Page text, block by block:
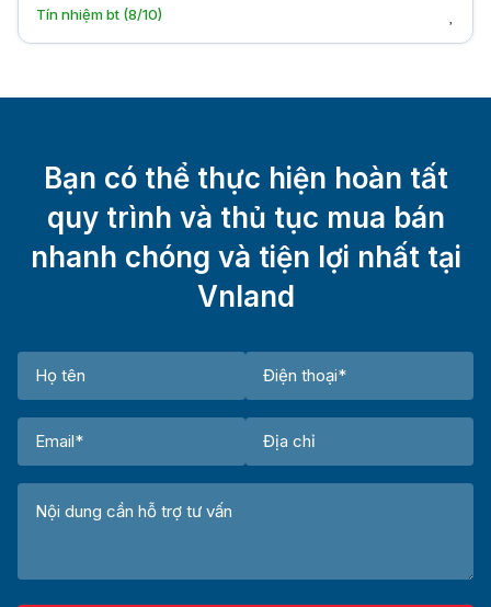
Tín nhiệm bt (8/10)
Bạn có thể thực hiện hoàn tất
quy trình và thủ tục mua bán
nhanh chóng và tiện lợi nhất tại
Vnland